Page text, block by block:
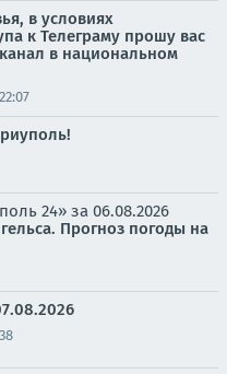
в условиях
к Телеграму прошу вас
в национальном
24» за 06.08.2026
Прогноз погоды на